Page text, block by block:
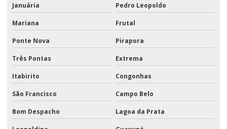
Januária Pedro Leopoldo
Mariana Frutal
Ponte Nova Pirapora
Três Pontas Extrema
Itabirito Congonhas
São Francisco Campo Belo
Bom Despacho Lagoa da Prata